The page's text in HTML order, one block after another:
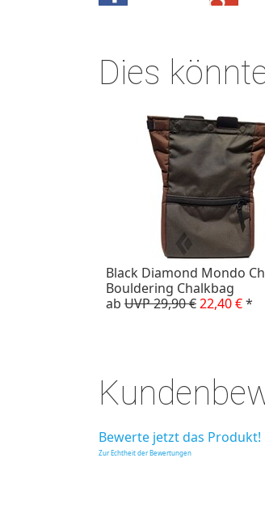
Dies
Black Diamond Mondo
Bouldering Chalkbag
ab UVP 29,90 €22,40 €*
Bewerte jetzt das Produkt!
Zur Echtheit der Bewertungen